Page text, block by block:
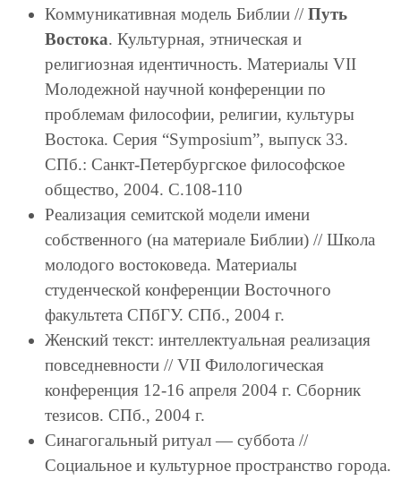
Коммуникативная модель Библии // Путь
Востока. Культурная, этническая и
религиозная идентичность. Материалы VII
Молодежной научной конференции по
проблемам философии, религии, культуры
Востока. Серия “Symposium”, выпуск 33.
СПб.: Санкт-Петербургское философское
общество, 2004. С.108-110
Реализация семитской модели имени
собственного (на материале Библии) // Школа
молодого востоковеда. Материалы
студенческой конференции Восточного
факультета СПбГУ. СПб., 2004 г.
Женский текст: интеллектуальная реализация
повседневности // VII Филологическая
конференция 12-16 апреля 2004 г. Сборник
тезисов. СПб., 2004 г.
Синагогальный ритуал — суббота //
Социальное и культурное пространство города.